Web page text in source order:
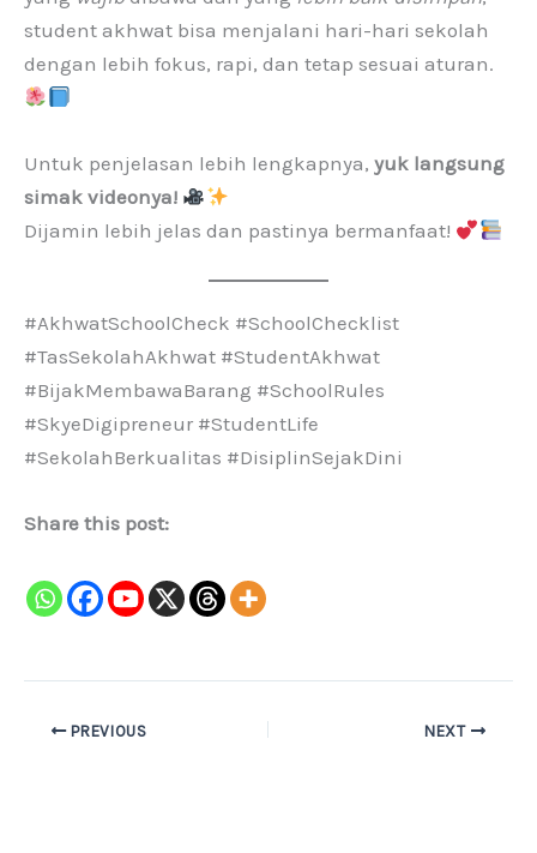
student akhwat bisa menjalani hari-hari sekolah
dengan lebih fokus, rapi, dan tetap sesuai aturan.
Untuk penjelasan lebih lengkapnya, yuk langsung
simak videonya!
Dijamin lebih jelas dan pastinya bermanfaat!
#AkhwatSchoolCheck #SchoolChecklist
#TasSekolahAkhwat #StudentAkhwat
#BijakMembawaBarang #SchoolRules
#SkyeDigipreneur #StudentLife
#SekolahBerkualitas #DisiplinSejakDini
Share this post:
PREVIOUS NEXT